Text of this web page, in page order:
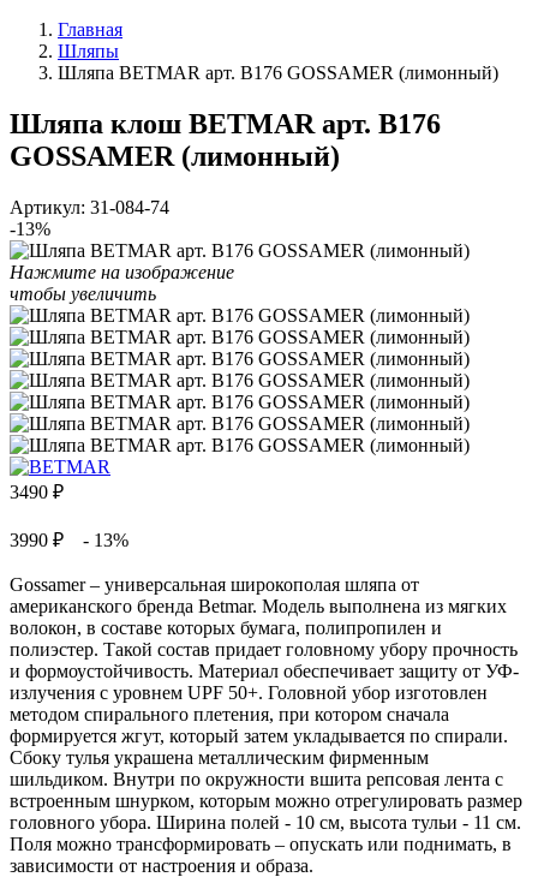
Главная
Шляпы
Шляпа BETMAR арт. B176 GOSSAMER (лимонный)
Шляпа клош BETMAR арт. B176
GOSSAMER (лимонный)
Артикул: 31-084-74
-13%
Нажмите на изображение
чтобы увеличить
3490 ₽
3990 ₽ - 13%
Gossamer – универсальная широкополая шляпа от
американского бренда Betmar. Модель выполнена из мягких
волокон, в составе которых бумага, полипропилен и
полиэстер. Такой состав придает головному убору прочность
и формоустойчивость. Материал обеспечивает защиту от УФ-
излучения с уровнем UPF 50+. Головной убор изготовлен
методом спирального плетения, при котором сначала
формируется жгут, который затем укладывается по спирали.
Сбоку тулья украшена металлическим фирменным
шильдиком. Внутри по окружности вшита репсовая лента с
встроенным шнурком, которым можно отрегулировать размер
головного убора. Ширина полей - 10 см, высота тульи - 11 см.
Поля можно трансформировать – опускать или поднимать, в
зависимости от настроения и образа.